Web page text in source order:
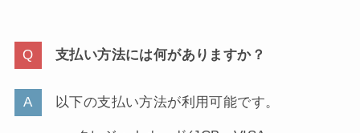
支払い方法には何がありますか？
以下の支払い方法が利用可能です。